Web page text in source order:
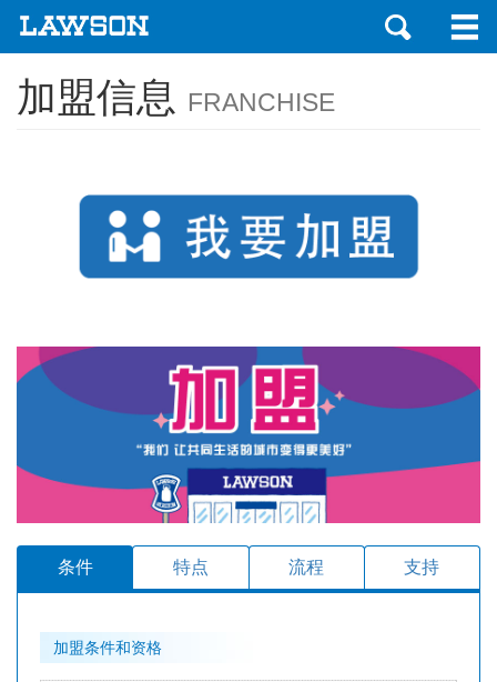
加盟信息 FRANCHISE
条件 特点 流程 支持
加盟条件和资格